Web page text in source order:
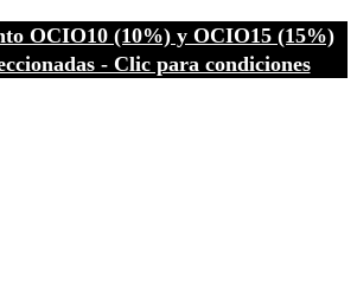
OCIO10 (10%) y OCIO15 (15%)
- Clic para condiciones